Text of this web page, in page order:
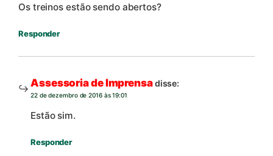
Os treinos estão sendo abertos?
Responder
Assessoria de Imprensadisse:
22 de dezembro de 2016 às 19:01
Estão sim.
Responder